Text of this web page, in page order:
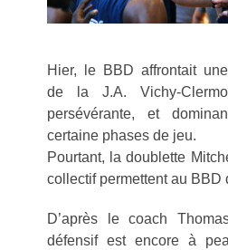
Hier, le BBD affrontait
de la J.A. Vichy-
persévérante, et
certaine phases de jeu.
Pourtant, la doublette
collectif permettent au BBD
D’après le coach
défensif est encore à